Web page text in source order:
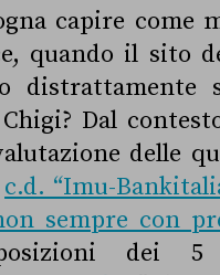
capire come
quando il sito
Dal
delle
c.d. “Imu-
sempre con
dei 5